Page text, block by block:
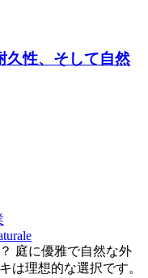
久性、そして自然
庭に優雅で自然な外
は理想的な選択です。